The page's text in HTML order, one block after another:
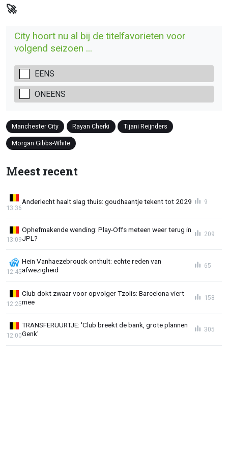
🚀
City hoort nu al bij de titelfavorieten voor
volgend seizoen ...
EENS
ONEENS
Manchester City Rayan Cherki Tijani Reijnders
Morgan Gibbs-White
Meest recent
Anderlecht haalt slag thuis: goudhaantje tekent tot 2029
13:36
9
Ophefmakende wending: Play-Offs meteen weer terug in
JPL?
13:09
209
Hein Vanhaezebrouck onthult: echte reden van
afwezigheid
12:45
65
Club dokt zwaar voor opvolger Tzolis: Barcelona viert
mee
12:25
158
TRANSFERUURTJE: 'Club breekt de bank, grote plannen
Genk'
12:00
305